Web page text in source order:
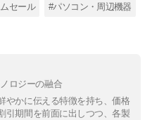
セール #パソコン・周辺機器
ロジーの融合
やかに伝える特徴を持ち、価格
引期間を前面に出しつつ、各製